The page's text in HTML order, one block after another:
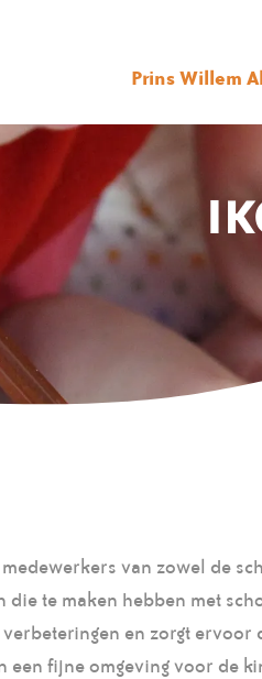
Prins Willem
van zowel de
te maken hebben met
en zorgt ervoor
een fijne omgeving voor de